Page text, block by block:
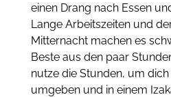
einen Drang nach Essen
Lange Arbeitszeiten und
Mitternacht machen es
Beste aus den paar
nutze die Stunden, um
umgeben und in einem